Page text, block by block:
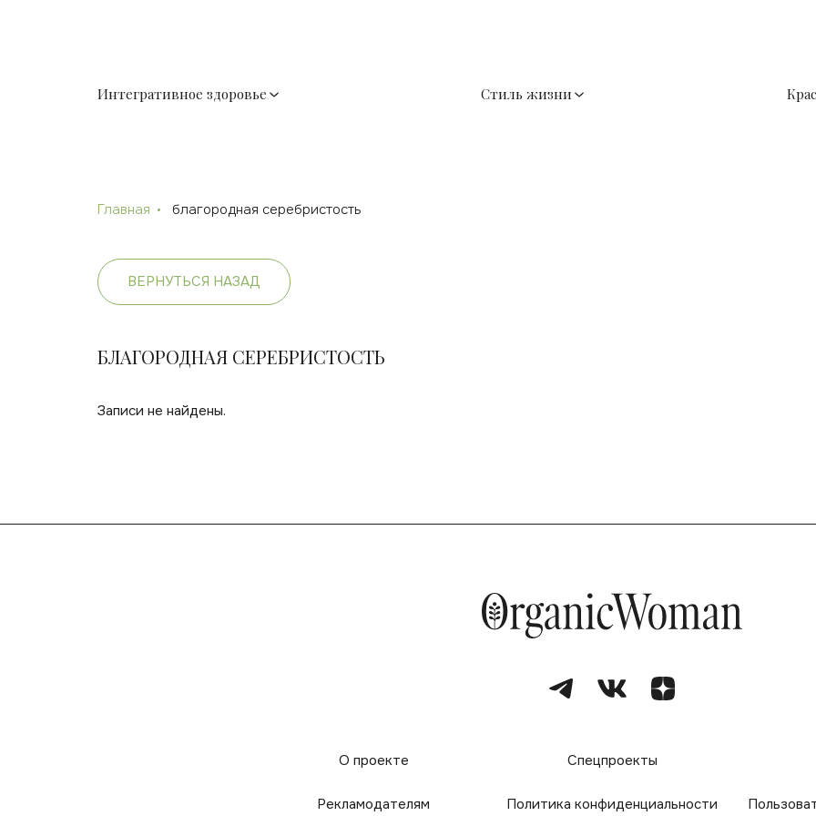
Интегративное здоровье Стиль жизни
Главная благородная серебристость
ВЕРНУТЬСЯ НАЗАД
БЛАГОРОДНАЯ СЕРЕБРИСТОСТЬ
Записи не найдены.
О проекте Спецпроекты
Рекламодателям Политика конфиденциальности